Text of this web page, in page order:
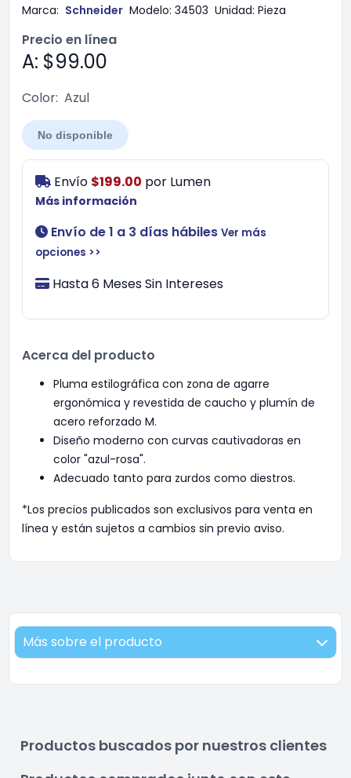
Marca: Schneider Modelo: 34503 Unidad: Pieza
Precio en línea
A: $99.00
Color: Azul
No disponible
Envío $199.00 por Lumen
Más información
Envío de 1 a 3 días hábiles Ver más
opciones >>
Hasta 6 Meses Sin Intereses
Acerca del producto
Pluma estilográfica con zona de agarre
ergonómica y revestida de caucho y plumín de
acero reforzado M.
Diseño moderno con curvas cautivadoras en
color "azul-rosa".
Adecuado tanto para zurdos como diestros.
*Los precios publicados son exclusivos para venta en
línea y están sujetos a cambios sin previo aviso.
Más sobre el producto
Productos buscados por nuestros clientes